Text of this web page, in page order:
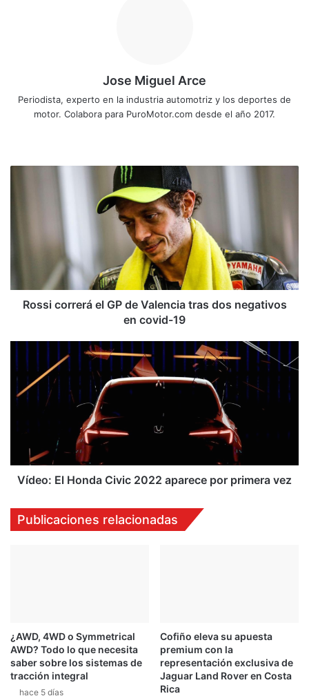
Jose Miguel Arce
Periodista, experto en la industria automotriz y los deportes de
motor. Colabora para PuroMotor.com desde el año 2017.
negativos
Rossi correrá el GP de Valencia tras dos negativos
en covid-19
Honda
Civic
primera
vez
Vídeo: El Honda Civic 2022 aparece por primera vez
Publicaciones relacionadas
¿AWD, 4WD o Symmetrical
AWD? Todo lo que necesita
saber sobre los sistemas de
tracción integral
hace 5 días
Cofiño eleva su apuesta
premium con la
representación exclusiva de
Jaguar Land Rover en Costa
Rica